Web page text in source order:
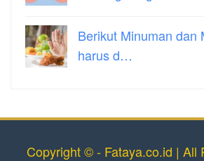
Berikut Minuman dan
harus d…
Copyright © - Fataya.co.id | All